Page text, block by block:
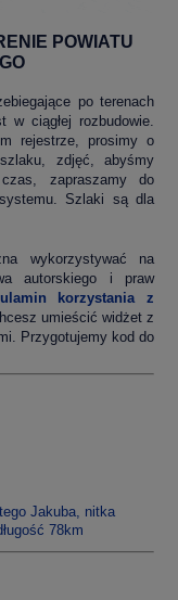
POWIATU
po terenach
w ciągłej rozbudowie.
rejestrze, prosimy o
zdjęć, abyśmy
zapraszamy do
Szlaki są dla
wykorzystywać na
autorskiego i praw
korzystania z
umieścić widżet z
Przygotujemy kod do
Jakuba, nitka
78km